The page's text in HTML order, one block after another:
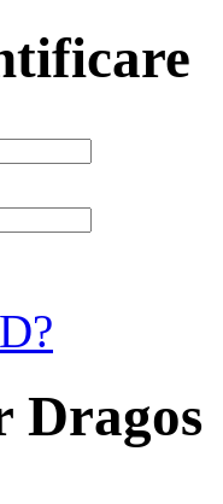
Dragos